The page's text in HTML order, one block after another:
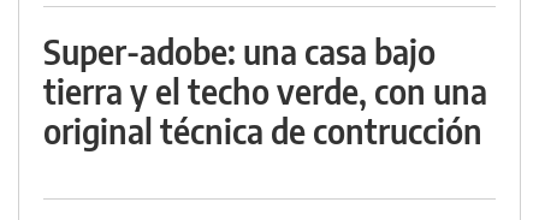
Super-adobe: una casa bajo
tierra y el techo verde, con una
original técnica de contrucción